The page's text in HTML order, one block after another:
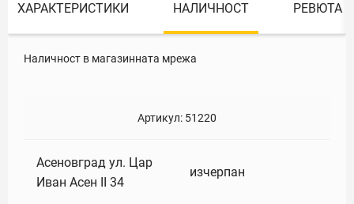
ХАРАКТЕРИСТИКИ НАЛИЧНОСТ РЕВЮТА
Наличност в магазинната мрежа
Артикул: 51220
Асеновград ул. Цар
Иван Асен II 34
изчерпан